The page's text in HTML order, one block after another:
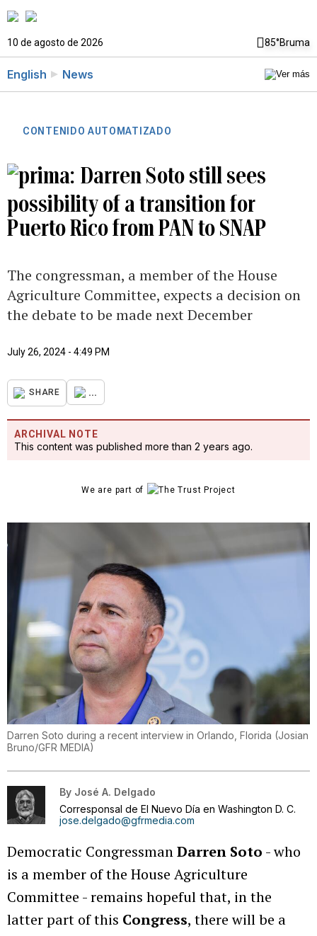
10 de agosto de 2026 85°Bruma
English News
CONTENIDO AUTOMATIZADO
Darren Soto still sees
possibility of a transition for
Puerto Rico from PAN to SNAP
The congressman, a member of the House
Agriculture Committee, expects a decision on
the debate to be made next December
July 26, 2024 - 4:49 PM
SHARE ...
ARCHIVAL NOTE
This content was published more than 2 years ago.
We are part of
Darren Soto during a recent interview in Orlando, Florida (Josian
Bruno/GFR MEDIA)
By José A. Delgado
Corresponsal de El Nuevo Día en Washington D. C.
jose.delgado@gfrmedia.com
Democratic CongressmanDarren Soto - who
is a member of the House Agriculture
Committee - remains hopeful that, in the
latter part of this Congress, there will be a